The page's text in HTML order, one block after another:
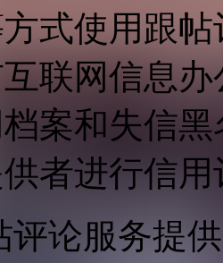
式使用跟
联网信息
案和失信
者进行信用
评论服务提